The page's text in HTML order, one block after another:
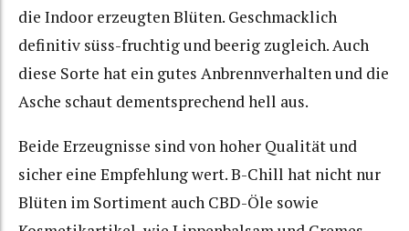
die Indoor erzeugten Blüten. Geschmacklich
definitiv süss-fruchtig und beerig zugleich. Auch
diese Sorte hat ein gutes Anbrennverhalten und die
Asche schaut dementsprechend hell aus.
Beide Erzeugnisse sind von hoher Qualität und
sicher eine Empfehlung wert. B-Chill hat nicht nur
Blüten im Sortiment auch CBD-Öle sowie